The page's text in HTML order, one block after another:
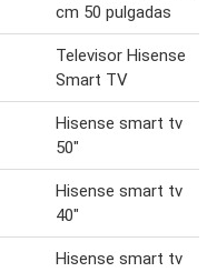
cm 50 pulgadas
Televisor Hisense
Smart TV
Hisense smart tv
50"
Hisense smart tv
40"
Hisense smart tv